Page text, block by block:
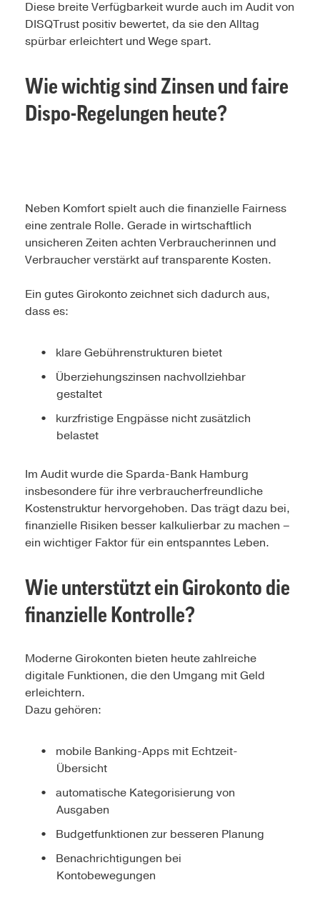
Diese breite Verfügbarkeit wurde auch im Audit von
DISQTrust positiv bewertet, da sie den Alltag
spürbar erleichtert und Wege spart.
Wie wichtig sind Zinsen und faire
Dispo-Regelungen heute?
Neben Komfort spielt auch die finanzielle Fairness
eine zentrale Rolle. Gerade in wirtschaftlich
unsicheren Zeiten achten Verbraucherinnen und
Verbraucher verstärkt auf transparente Kosten.
Ein gutes Girokonto zeichnet sich dadurch aus,
dass es:
klare Gebührenstrukturen bietet
Überziehungszinsen nachvollziehbar
gestaltet
kurzfristige Engpässe nicht zusätzlich
belastet
Im Audit wurde die Sparda-Bank Hamburg
insbesondere für ihre verbraucherfreundliche
Kostenstruktur hervorgehoben. Das trägt dazu bei,
finanzielle Risiken besser kalkulierbar zu machen –
ein wichtiger Faktor für ein entspanntes Leben.
Wie unterstützt ein Girokonto die
finanzielle Kontrolle?
Moderne Girokonten bieten heute zahlreiche
digitale Funktionen, die den Umgang mit Geld
erleichtern.
Dazu gehören:
mobile Banking-Apps mit Echtzeit-
Übersicht
automatische Kategorisierung von
Ausgaben
Budgetfunktionen zur besseren Planung
Benachrichtigungen bei
Kontobewegungen